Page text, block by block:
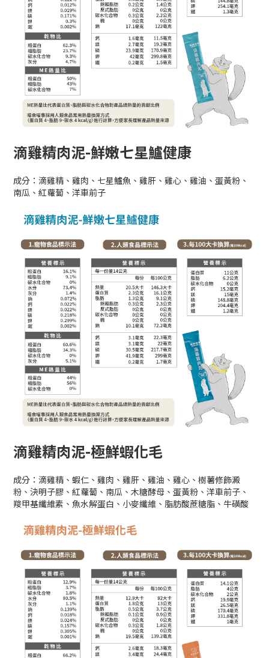
滴雞精肉泥-鮮嫩七星鱸健康
成分：滴雞精、雞肉、七星鱸魚、雞肝、雞心、雞油、蛋黃粉、
南瓜、紅蘿蔔、洋車前子
滴雞精肉泥-極鮮蝦化毛
成分：滴雞精、蝦仁、雞肉、雞肝、雞油、雞心、樹薯修飾澱
粉、決明子膠、紅蘿蔔、南瓜、木糖酵母、蛋黃粉、洋車前子、
羧甲基纖維素、魚水解蛋白、小麥纖維、脂肪酸蔗糖脂、牛磺酸